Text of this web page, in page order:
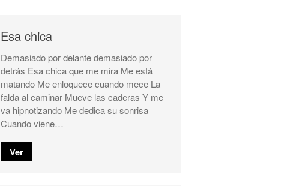
Esa chica
Demasiado por delante demasiado por
detrás Esa chica que me mira Me está
matando Me enloquece cuando mece La
falda al caminar Mueve las caderas Y me
va hipnotizando Me dedica su sonrisa
Cuando viene…
Ver